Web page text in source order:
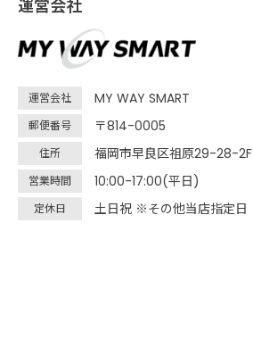
運営会社
運営会社 MY WAY SMART
郵便番号 〒814-0005
住所 福岡市早良区祖原29-28-2F
営業時間 10:00-17:00(平日)
定休日 土日祝 ※その他当店指定日